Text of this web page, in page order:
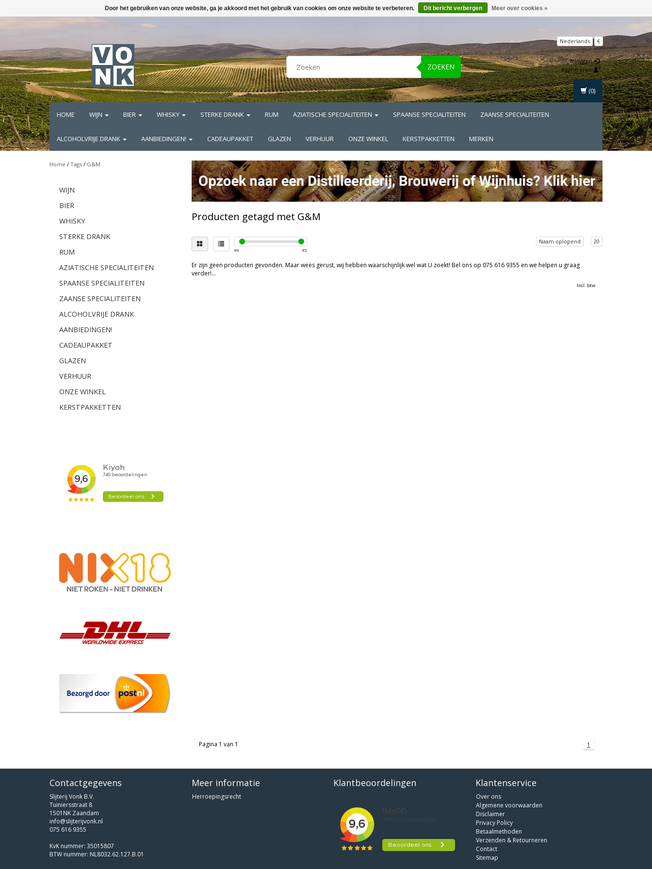
ZOEKEN
Nederlands €
Inloggen
Registreren
HOME WIJN BIER WHISKY STERKE DRANK RUM AZIATISCHE SPECIALITEITEN SPAANSE SPECIALITEITEN ZAANSE SPECIALITEITEN
ALCOHOLVRIJE DRANK AANBIEDINGEN! CADEAUPAKKET GLAZEN VERHUUR ONZE WINKEL KERSTPAKKETTEN MERKEN
(0)
Home / Tags / G&M
WIJN
BIER
WHISKY
STERKE DRANK
RUM
AZIATISCHE SPECIALITEITEN
SPAANSE SPECIALITEITEN
ZAANSE SPECIALITEITEN
ALCOHOLVRIJE DRANK
AANBIEDINGEN!
CADEAUPAKKET
GLAZEN
VERHUUR
ONZE WINKEL
KERSTPAKKETTEN
Producten getagd met G&M
€0 €5
Naam oplopend 20
Er zijn geen producten gevonden. Maar wees gerust, wij hebben waarschijnlijk wel wat U zoekt! Bel ons op 075 616 9355 en we helpen u graag
verder!...
Incl. btw
Pagina 1 van 1 1
Contactgegevens
Slijterij Vonk B.V.
Tuiniersstraat 8
1501NK Zaandam
info@slijterijvonk.nl
075 616 9355
KvK nummer: 35015807
BTW nummer: NL8032.62.127.B.01
Meer informatie
Herroepingsrecht
Klantbeoordelingen Klantenservice
Over ons
Algemene voorwaarden
Disclaimer
Privacy Policy
Betaalmethoden
Verzenden & Retourneren
Contact
Sitemap
Door het gebruiken van onze website, ga je akkoord met het gebruik van cookies om onze website te verbeteren. Dit bericht verbergen Meer over cookies »